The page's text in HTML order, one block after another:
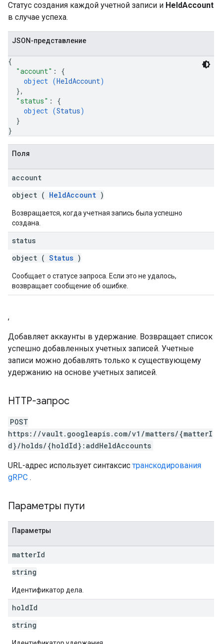
Статус создания каждой учетной записи и HeldAccount
в случае успеха.
JSON-представление
{
"account" : {
object (HeldAccount)
},
"status" : {
object (Status)
}
}
Поля
account
object ( HeldAccount )
Возвращается, когда учетная запись была успешно
создана.
status
object ( Status )
Сообщает о статусе запроса. Если это не удалось,
возвращает сообщение об ошибке.
,
Добавляет аккаунты в удержание. Возвращает список
успешно добавленных учетных записей. Учетные
записи можно добавлять только к существующему
удержанию на основе учетных записей.
HTTP-запрос
POST
https://vault.googleapis.com/v1/matters/{matterI
d}/holds/{holdId}:addHeldAccounts
URL-адрес использует синтаксис транскодирования
gRPC .
Параметры пути
Параметры
matterId
string
Идентификатор дела.
holdId
string